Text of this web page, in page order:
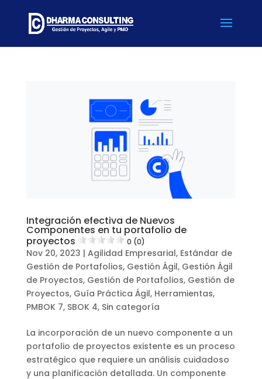
Integración efectiva de Nuevos
Componentes en tu portafolio de
proyectos
0 (0)
Nov 20, 2023 | Agilidad Empresarial, Estándar de
Gestión de Portafolios, Gestión Ágil, Gestión Ágil
de Proyectos, Gestión de Portafolios, Gestión de
Proyectos, Guía Práctica Ágil, Herramientas,
PMBOK 7, SBOK 4, Sin categoría
La incorporación de un nuevo componente a un
portafolio de proyectos existente es un proceso
estratégico que requiere un análisis cuidadoso
y una planificación detallada. Un componente